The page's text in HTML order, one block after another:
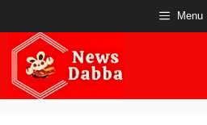
to
content
Menu